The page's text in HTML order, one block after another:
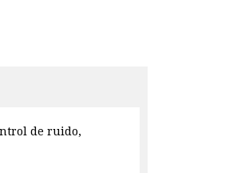
de ruido,